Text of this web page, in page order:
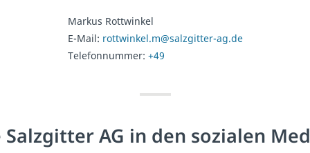
Markus Rottwinkel
E-Mail: rottwinkel.m@salzgitter-ag.de
Telefonnummer: +49
Salzgitter AG in den sozialen